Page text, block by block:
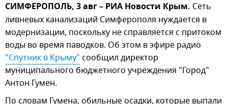
СИМФЕРОПОЛЬ, 3 авг – РИА Новости Крым. Сеть
ливневых канализаций Симферополя нуждается в
модернизации, поскольку не справляется с притоком
воды во время паводков. Об этом в эфире радио
"Спутник в Крыму" сообщил директор
муниципального бюджетного учреждения "Город"
Антон Гумен.
По словам Гумена, обильные осадки, которые выпали